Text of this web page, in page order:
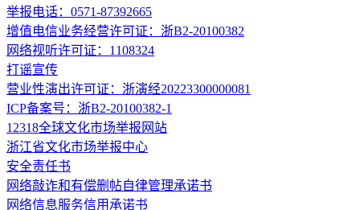
举报电话：0571-87392665
增值电信业务经营许可证：浙B2-20100382
网络视听许可证：1108324
打谣宣传
营业性演出许可证：浙演经20223300000081
ICP备案号：浙B2-20100382-1
12318全球文化市场举报网站
浙江省文化市场举报中心
安全责任书
网络敲诈和有偿删帖自律管理承诺书
网络信息服务信用承诺书